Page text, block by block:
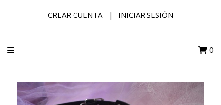
CREAR CUENTA INICIAR SESIÓN
0